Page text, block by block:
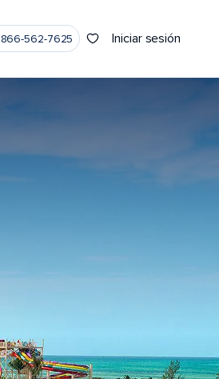
866-562-7625 Iniciar sesión